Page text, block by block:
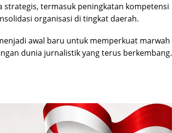
strategis, termasuk peningkatan kompetensi
organisasi di tingkat daerah.
awal baru untuk memperkuat marwah
dunia jurnalistik yang terus berkembang.